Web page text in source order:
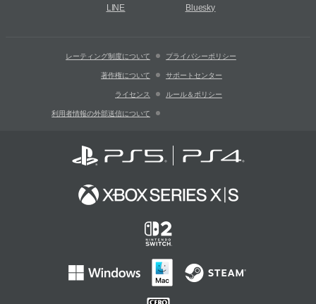
LINE Bluesky
レーティング制度について プライバシーポリシー
著作権について サポートセンター
ライセンス ルール＆ポリシー
利用者情報の外部送信について